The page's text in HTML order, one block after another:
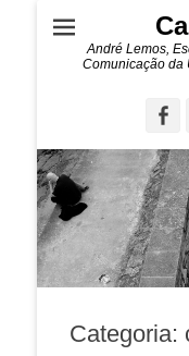
André Lemos,
Comunicação da
Categoria: